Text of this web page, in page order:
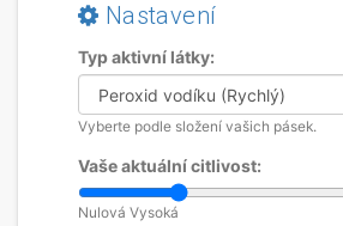
Nastavení
Typ aktivní látky:
Vyberte podle složení vašich pásek.
Vaše aktuální citlivost:
Nulová Vysoká